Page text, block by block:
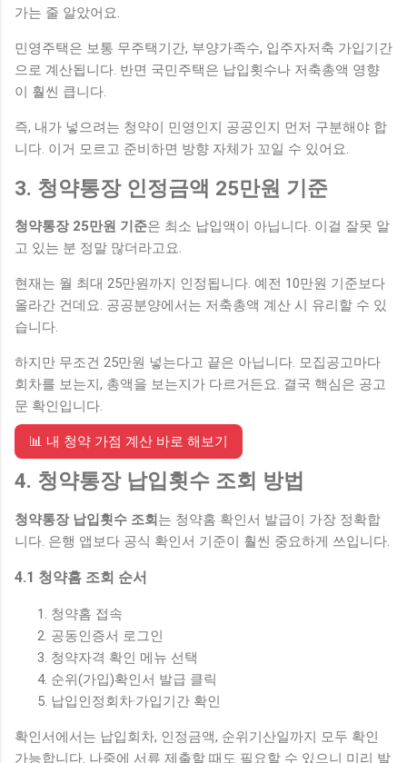
가는 줄 알았어요.
민영주택은 보통 무주택기간, 부양가족수, 입주자저축 가입기간
으로 계산됩니다. 반면 국민주택은 납입횟수나 저축총액 영향
이 훨씬 큽니다.
즉, 내가 넣으려는 청약이 민영인지 공공인지 먼저 구분해야 합
니다. 이거 모르고 준비하면 방향 자체가 꼬일 수 있어요.
3. 청약통장 인정금액 25만원 기준
청약통장 25만원 기준은 최소 납입액이 아닙니다. 이걸 잘못 알
고 있는 분 정말 많더라고요.
현재는 월 최대 25만원까지 인정됩니다. 예전 10만원 기준보다
올라간 건데요. 공공분양에서는 저축총액 계산 시 유리할 수 있
습니다.
하지만 무조건 25만원 넣는다고 끝은 아닙니다. 모집공고마다
회차를 보는지, 총액을 보는지가 다르거든요. 결국 핵심은 공고
문 확인입니다.
📊 내 청약 가점 계산 바로 해보기
4. 청약통장 납입횟수 조회 방법
청약통장 납입횟수 조회 는 청약홈 확인서 발급이 가장 정확합
니다. 은행 앱보다 공식 확인서 기준이 훨씬 중요하게 쓰입니다.
4.1 청약홈 조회 순서
청약홈 접속
공동인증서 로그인
청약자격 확인 메뉴 선택
순위(가입)확인서 발급 클릭
납입인정회차·가입기간 확인
확인서에서는 납입회차, 인정금액, 순위기산일까지 모두 확인
가능합니다. 나중에 서류 제출할 때도 필요할 수 있으니 미리 발